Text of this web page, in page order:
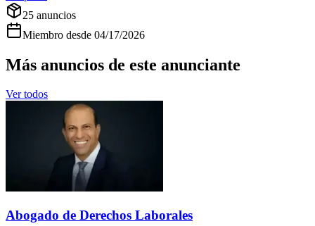
25 anuncios
Miembro desde 04/17/2026
Más anuncios de este anunciante
Ver todos
Abogado de Derechos Laborales